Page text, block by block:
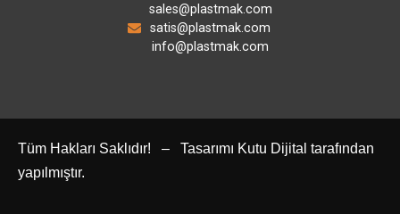
sales@plastmak.com
satis@plastmak.com
info@plastmak.com
Tüm Hakları Saklıdır! – Tasarımı Kutu Dijital tarafından
yapılmıştır.